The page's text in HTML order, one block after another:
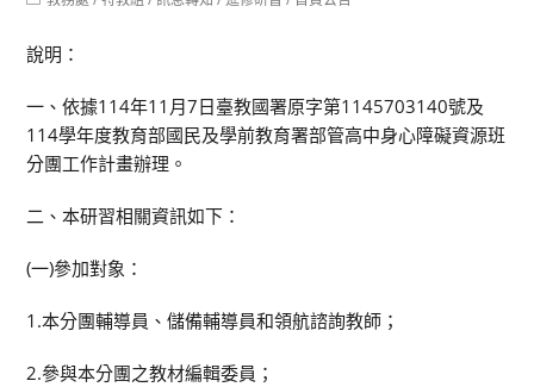
說明：
一、依據114年11月7日臺教國署原字第1145703140號及
114學年度教育部國民及學前教育署部管高中身心障礙資源班
分團工作計畫辦理。
二、本研習相關資訊如下：
(一)參加對象：
1.本分團輔導員、儲備輔導員和領航諮詢教師；
2.參與本分團之教材編輯委員；